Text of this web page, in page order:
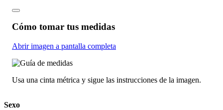
Cómo tomar tus medidas
Abrir imagen a pantalla completa
Usa una cinta métrica y sigue las instrucciones de la imagen.
Sexo